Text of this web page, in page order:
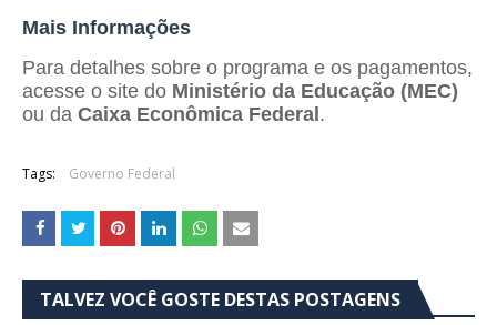
Mais Informações
Para detalhes sobre o programa e os pagamentos,
acesse o site do Ministério da Educação (MEC)
ou da Caixa Econômica Federal .
Tags: Governo Federal
TALVEZ VOCÊ GOSTE DESTAS POSTAGENS